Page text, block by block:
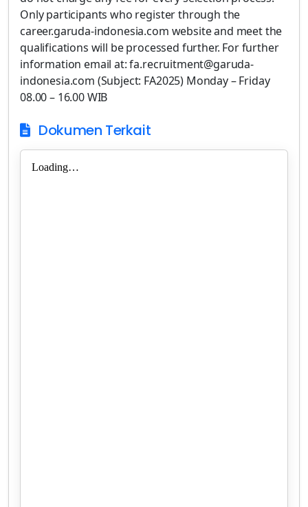
Only participants who register through the
career.garuda-indonesia.com website and meet the
qualifications will be processed further. For further
information email at: fa.recruitment@garuda-
indonesia.com (Subject: FA2025) Monday – Friday
08.00 – 16.00 WIB
Dokumen Terkait